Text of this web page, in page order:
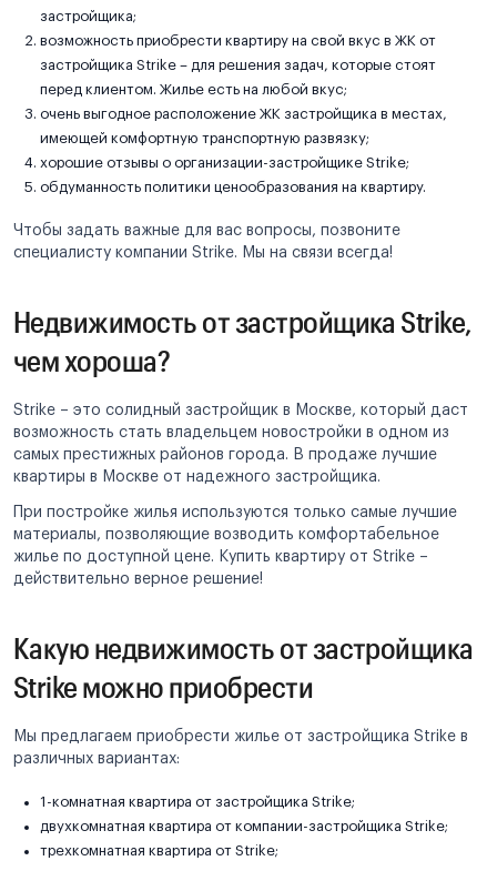
застройщика;
возможность приобрести квартиру на свой вкус в ЖК от
застройщика Strike – для решения задач, которые стоят
перед клиентом. Жилье есть на любой вкус;
очень выгодное расположение ЖК застройщика в местах,
имеющей комфортную транспортную развязку;
хорошие отзывы о организации-застройщике Strike;
обдуманность политики ценообразования на квартиру.
Чтобы задать важные для вас вопросы, позвоните
специалисту компании Strike. Мы на связи всегда!
Недвижимость от застройщика Strike,
чем хороша?
Strike – это солидный застройщик в Москве, который даст
возможность стать владельцем новостройки в одном из
самых престижных районов города. В продаже лучшие
квартиры в Москве от надежного застройщика.
При постройке жилья используются только самые лучшие
материалы, позволяющие возводить комфортабельное
жилье по доступной цене. Купить квартиру от Strike –
действительно верное решение!
Какую недвижимость от застройщика
Strike можно приобрести
Мы предлагаем приобрести жилье от застройщика Strike в
различных вариантах:
1-комнатная квартира от застройщика Strike;
двухкомнатная квартира от компании-застройщика Strike;
трехкомнатная квартира от Strike;